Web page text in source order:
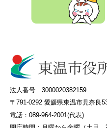
法人番号 3000020382159
〒791-0292 愛媛県東温市見奈良
電話：089-964-2001(代表)